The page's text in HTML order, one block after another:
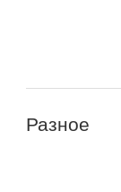
Разное